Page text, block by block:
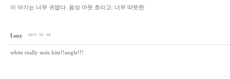
이 아기는 너무 귀엽다. 음성 아웃 흐리고. 너무 따뜻한
Luzy 2013 · 02 · 04
white really suits him!!angle!!!